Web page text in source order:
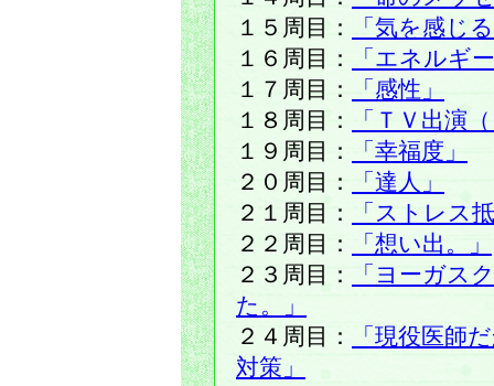
１５周目：
「気を感じ
１６周目：
「エネルギ
１７周目：
「感性」
１８周目：
「ＴＶ出演
１９周目：
「幸福度」
２０周目：
「達人」
２１周目：
「ストレス
２２周目：
「想い出。」
２３周目：
「ヨーガス
た。」
２４周目：
「現役医師
対策」